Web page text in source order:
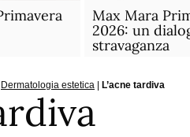
Max Mara
2026: un
stravaganza
Dermatologia estetica | L’acne tardiva